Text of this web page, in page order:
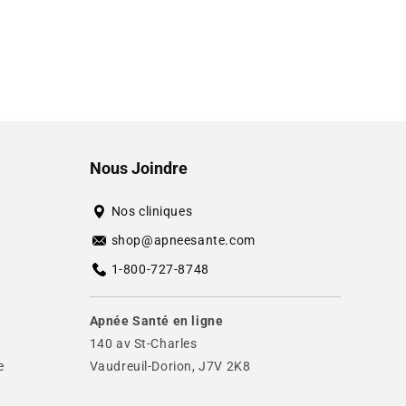
Nous Joindre
Nos cliniques
shop@apneesante.com
1-800-727-8748
Apnée Santé en ligne
140 av St-Charles
Vaudreuil-Dorion, J7V 2K8